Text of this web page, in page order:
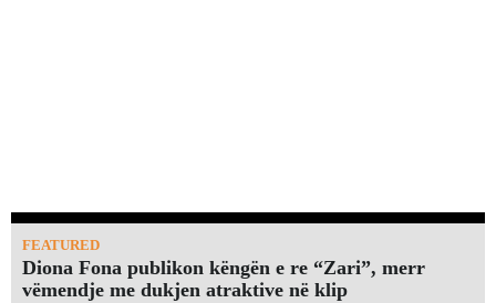
FEATURED
Diona Fona publikon këngën e re “Zari”, merr
vëmendje me dukjen atraktive në klip